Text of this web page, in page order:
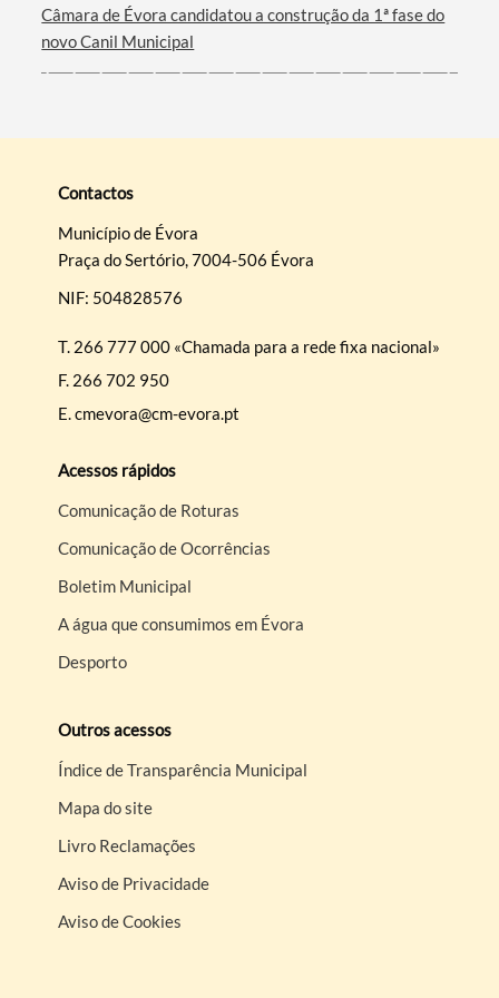
Câmara de Évora candidatou a construção da 1ª fase do
novo Canil Municipal
Contactos
Município de Évora
Praça do Sertório, 7004-506 Évora
NIF: 504828576
T. 266 777 000 «Chamada para a rede fixa nacional»
F. 266 702 950
E.cmevora@cm-evora.pt
Acessos rápidos
Comunicação de Roturas
Comunicação de Ocorrências
Boletim Municipal
A água que consumimos em Évora
Desporto
Outros acessos
Índice de Transparência Municipal
Mapa do site
Livro Reclamações
Aviso de Privacidade
Aviso de Cookies